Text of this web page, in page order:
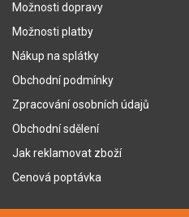
Možnosti dopravy
Možnosti platby
Nákup na splátky
Obchodní podmínky
Zpracování osobních údajů
Obchodní sdělení
Jak reklamovat zboží
Cenová poptávka